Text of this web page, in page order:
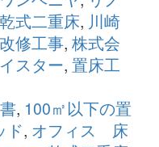
乾式二重床, 川崎
改修工事, 株式会
スター, 置床工
, 100㎡以下の置
ド, オフィス 床